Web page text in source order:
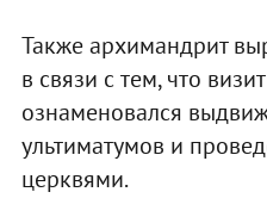
Также архимандрит
в связи с тем, что
ознаменовался
ультиматумов и
церквями.